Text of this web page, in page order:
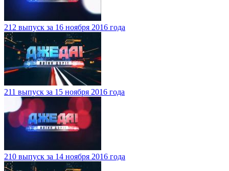
212 выпуск за 16 ноября 2016 года
211 выпуск за 15 ноября 2016 года
210 выпуск за 14 ноября 2016 года